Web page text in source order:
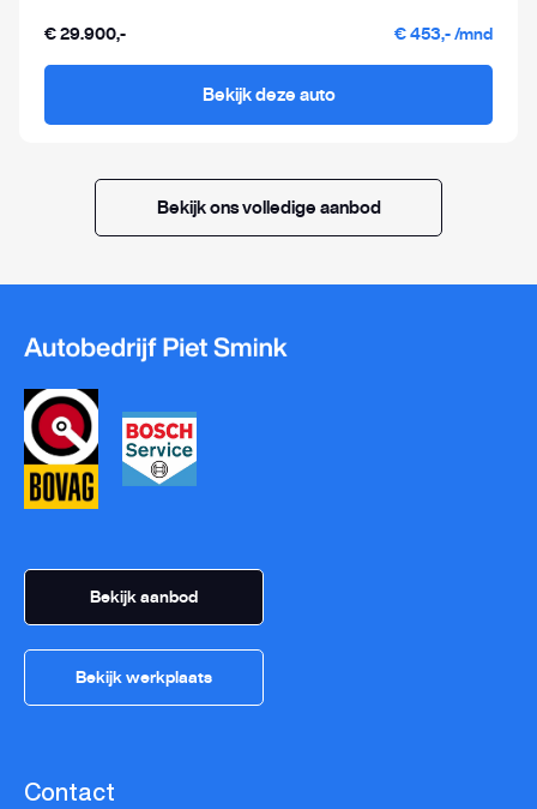
€ 29.900,- € 453,- /mnd
Bekijk deze auto
Bekijk ons volledige aanbod
Bekijk aanbod
Bekijk werkplaats
Contact